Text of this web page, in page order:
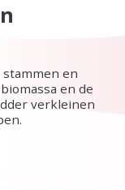
en
en de
verkleinen